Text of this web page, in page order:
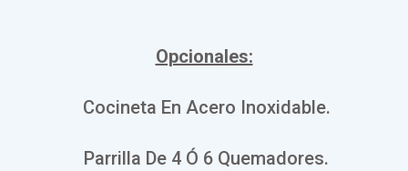
Opcionales:
Cocineta En Acero Inoxidable.
Parrilla De 4 Ó 6 Quemadores.